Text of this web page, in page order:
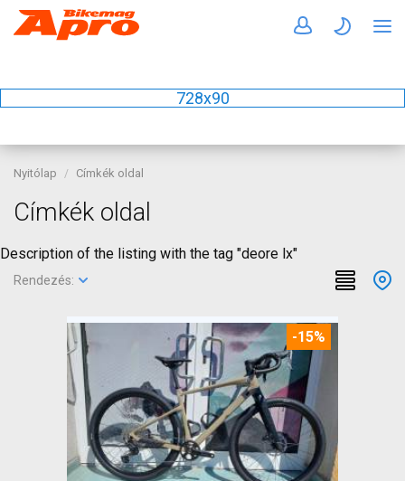
728x90
Nyitólap Címkék oldal
Címkék oldal
Description of the listing with the tag "deore lx"
Rendezés:
-15%